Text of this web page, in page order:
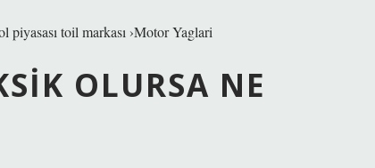
piyasası toil markası ›Motor Yaglari
OLURSA NE